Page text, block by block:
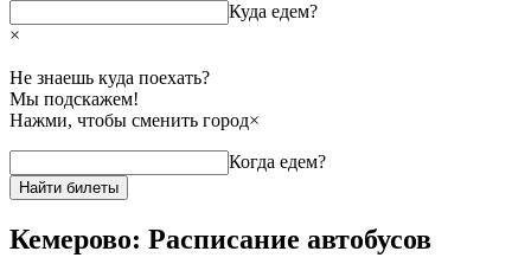
Куда едем?
×
Не знаешь куда поехать?
Мы подскажем!
Нажми, чтобы сменить город×
Когда едем?
Найти билеты
Кемерово: Расписание автобусов